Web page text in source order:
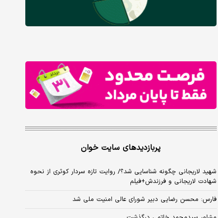
پربازدیدهای سایت خوان
شهید لاریجانی چگونه شناسایی شد؟/ روایت تازه سردار کوثری از نحوه
شهادت لاریجانی و فرزندش+فیلم
فارس: محسن رضایی دبیر شورای عالی امنیت ملی شد